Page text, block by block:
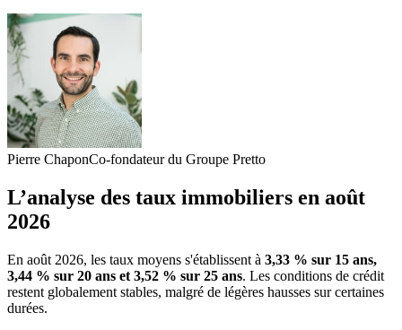
Pierre ChaponCo-fondateur du Groupe Pretto
L’analyse des taux immobiliers en août
2026
En août 2026, les taux moyens s'établissent à 3,33 % sur 15 ans,
3,44 % sur 20 ans et 3,52 % sur 25 ans. Les conditions de crédit
restent globalement stables, malgré de légères hausses sur certaines
durées.